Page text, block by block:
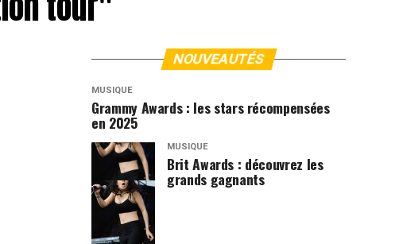
NOUVEAUTÉS
MUSIQUE
Grammy Awards : les stars récompensées
en 2025
MUSIQUE
Brit Awards : découvrez les
grands gagnants